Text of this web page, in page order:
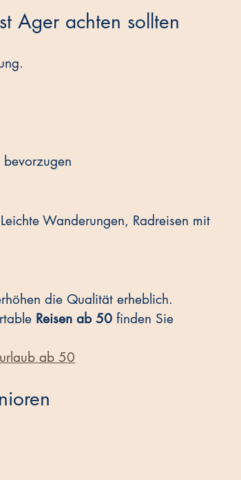
Ager achten sollten
bevorzugen
Wanderungen, Radreisen mit
die Qualität erheblich.
Reisen ab 50 finden Sie
ab 50